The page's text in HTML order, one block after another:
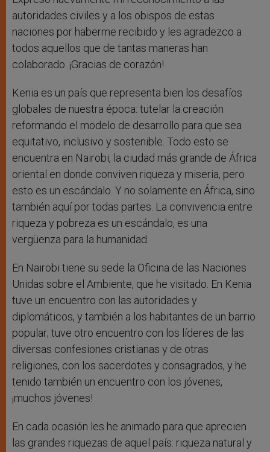
autoridades civiles y a los obispos de estas
naciones por haberme recibido y les agradezco a
todos aquellos que de tantas maneras han
colaborado. ¡Gracias de corazón!
Kenia es un país que representa bien los desafíos
globales de nuestra época: tutelar la creación
reformando el modelo de desarrollo para que sea
equitativo, inclusivo y sostenible. Todo esto se
encuentra en Nairobi, la ciudad más grande de África
oriental en donde conviven riqueza y miseria, pero
esto es un escándalo. Y no solamente en África, sino
también aquí por todas partes. La convivencia entre
riqueza y pobreza es un escándalo, es una
vergüenza para la humanidad.
En Nairobi tiene su sede la Oficina de las Naciones
Unidas sobre el Ambiente, que he visitado. En Kenia
tuve un encuentro con las autoridades y
diplomáticos, y también a los habitantes de un barrio
popular; tuve otro encuentro con los líderes de las
diversas confesiones cristianas y de otras
religiones, con los sacerdotes y consagrados, y he
tenido también un encuentro con los jóvenes,
¡muchos jóvenes!
En cada ocasión les he animado para que aprecien
las grandes riquezas de aquel país: riqueza natural y